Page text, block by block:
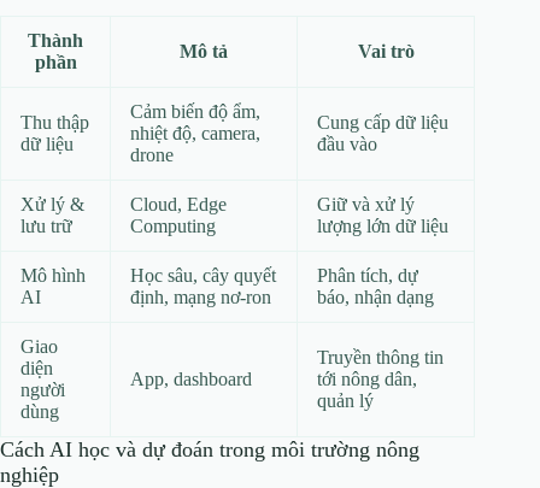
Thành
phần
Mô tả Vai trò
Thu thập
dữ liệu
Cảm biến độ ẩm,
nhiệt độ, camera,
drone
Cung cấp dữ liệu
đầu vào
Xử lý &
lưu trữ
Cloud, Edge
Computing
Giữ và xử lý
lượng lớn dữ liệu
Mô hình
AI
Học sâu, cây quyết
định, mạng nơ-ron
Phân tích, dự
báo, nhận dạng
Giao
diện
người
dùng
App, dashboard
Truyền thông tin
tới nông dân,
quản lý
Cách AI học và dự đoán trong môi trường nông
nghiệp